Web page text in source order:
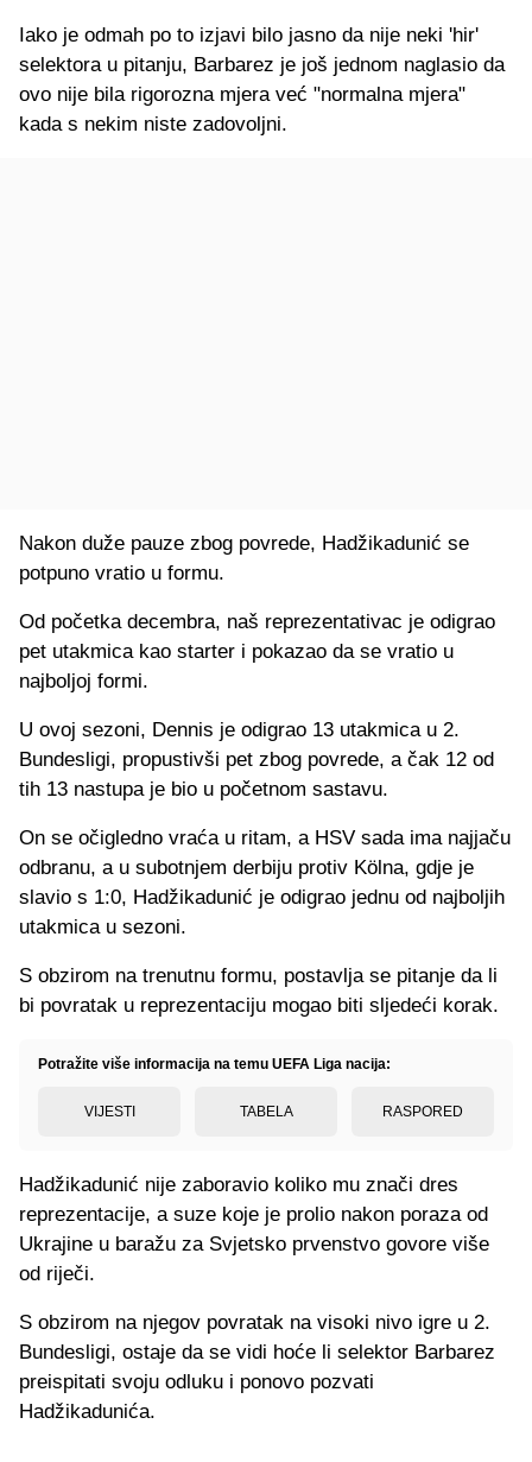
Iako je odmah po to izjavi bilo jasno da nije neki 'hir'
selektora u pitanju, Barbarez je još jednom naglasio da
ovo nije bila rigorozna mjera već "normalna mjera"
kada s nekim niste zadovoljni.
Nakon duže pauze zbog povrede, Hadžikadunić se
potpuno vratio u formu.
Od početka decembra, naš reprezentativac je odigrao
pet utakmica kao starter i pokazao da se vratio u
najboljoj formi.
U ovoj sezoni, Dennis je odigrao 13 utakmica u 2.
Bundesligi, propustivši pet zbog povrede, a čak 12 od
tih 13 nastupa je bio u početnom sastavu.
On se očigledno vraća u ritam, a HSV sada ima najjaču
odbranu, a u subotnjem derbiju protiv Kölna, gdje je
slavio s 1:0, Hadžikadunić je odigrao jednu od najboljih
utakmica u sezoni.
S obzirom na trenutnu formu, postavlja se pitanje da li
bi povratak u reprezentaciju mogao biti sljedeći korak.
Potražite više informacija na temu UEFA Liga nacija:
VIJESTI TABELA RASPORED
Hadžikadunić nije zaboravio koliko mu znači dres
reprezentacije, a suze koje je prolio nakon poraza od
Ukrajine u baražu za Svjetsko prvenstvo govore više
od riječi.
S obzirom na njegov povratak na visoki nivo igre u 2.
Bundesligi, ostaje da se vidi hoće li selektor Barbarez
preispitati svoju odluku i ponovo pozvati
Hadžikadunića.